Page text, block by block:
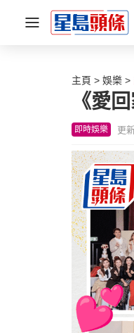
主頁 娛樂
《愛
即時娛樂 更